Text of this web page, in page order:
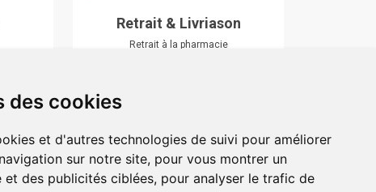
des cookies
et d'autres technologies de suivi pour améliorer
sur notre site, pour vous montrer un
et des publicités ciblées, pour analyser le trafic de
Retrait & Livriason
Retrait à la pharmacie